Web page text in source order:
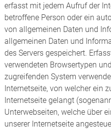
erfasst mit jedem Aufruf der
betroffene Person oder ein
von allgemeinen Daten und
allgemeinen Daten und
des Servers gespeichert.
verwendeten Browsertypen
zugreifenden System
Internetseite, von welcher ein
Internetseite gelangt
Unterwebseiten, welche über
unserer Internetseite